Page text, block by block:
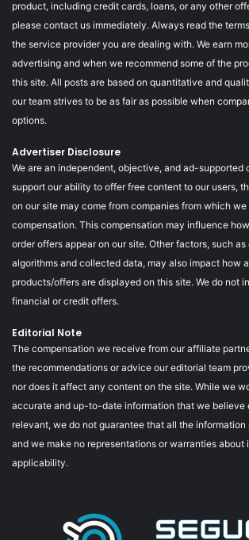
product, including credit cards, loans, or any other
please contact us immediately. Always read the
the service provider you are dealing with. We earn
advertising and when we recommend some of the
this site. All posts are based on quantitative and
our team strives to be as fair as possible when
options.
Advertiser Disclosure
We are an independent, objective, and ad-supported
support our ability to offer free content to our users,
on our site may come from companies from which
compensation. This compensation may influence
order offers appear on our site. Other factors, such
algorithms and collected data, may also impact how
products/offers are displayed on this site. We do not
financial or credit offers.
Editorial Note
The compensation we receive from our affiliate
the recommendations or advice our editorial team
nor does it affect any content on the site. While we
accurate and up-to-date information that we believe
relevant, we do not guarantee that all the
and we make no representations or warranties about
applicability.